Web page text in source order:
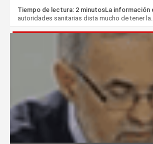
Tiempo de lectura: 2 minutosLa información
autoridades sanitarias dista mucho de tener la…